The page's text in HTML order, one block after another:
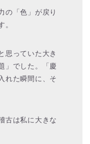
の「色」が戻り
思っていた大き
」でした。「慶
れた瞬間に、そ
古は私に大きな